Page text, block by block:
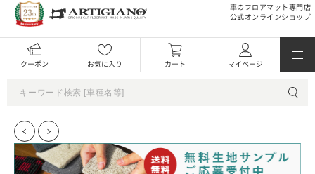
車のフロアマット専門店
公式オンラインショップ
クーポン お気に入り カート マイページ